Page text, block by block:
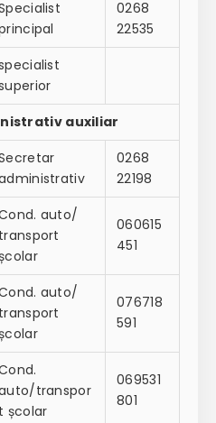
0268
22535
auxiliar
0268
22198
auto/
transport
060615
451
auto/
transport
076718
591
transpor
t școlar
069531
801